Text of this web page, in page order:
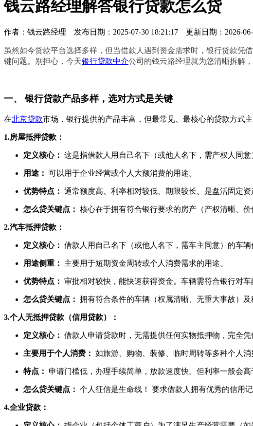
钱云路经理解答银行贷款怎么贷
作者： 钱云路经理 发布日期：2025-07-30 18:21:17 更新日期：2026-
虽然如今贷款平台选择多样，但当借款人遇到资金需求时，银行贷款凭
键问题。 别担心，今天银行贷款中介公司的钱云路经理就为您清晰拆解
一、 银行贷款产品多样，选对方式是关键
在北京贷款市场，银行提供的产品丰富，但最常见、最核心的贷款方式
1.房屋抵押贷款：
定义核心： 这是指借款人用自己名下（或他人名下，需产权人同
用途： 可以用于企业经营或个人大额消费的用途。
优势特点： 通常额度高、利率相对较低、期限较长。是盘活固定资
怎么贷关键点： 核心在于拥有符合银行要求的房产（产权清晰、
2.汽车抵押贷款：
定义核心： 借款人用自己名下（或他人名下，需车主同意）的车
用途侧重： 主要用于短期资金周转或个人消费需求的用途。
优势特点： 审批相对较快，能快速获得资金。车辆需符合银行对车
怎么贷关键点： 拥有符合条件的车辆（权属清晰、无重大事故）及
3.个人无抵押贷款（信用贷款）：
定义核心： 借款人申请贷款时，无需提供任何实物抵押物，完全
主要用于个人消费： 如旅游、购物、装修、临时周转等多种个人消
特点： 申请门槛低，办理手续简单，放款速度快。但利率一般会高
怎么贷关键点： 个人征信是生命线！ 要求借款人拥有优秀的信用
4.企业贷款：